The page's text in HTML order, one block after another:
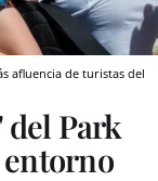
afluencia de turistas del
del Park
entorno